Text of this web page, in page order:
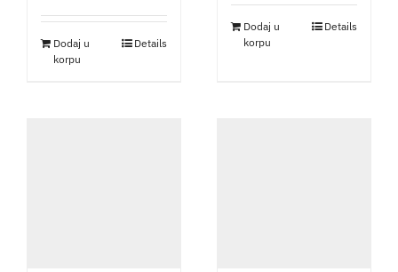
Dodaj u
korpu
Details
Dodaj u
korpu
Details